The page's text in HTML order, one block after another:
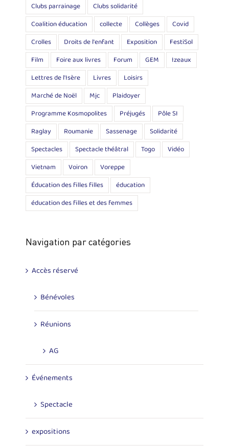
Clubs parrainage
Clubs solidarité
Coalition éducation
collecte Collèges
Covid
Crolles
Droits de l'enfant Exposition
FestiSol
Film
Foire aux livres Forum GEM
Izeaux
Lettres de l'Isère
Livres
Loisirs
Marché de Noël
Mjc
Plaidoyer
Programme Kosmopolites
Préjugés
Pôle SI
Raglay
Roumanie Sassenage
Solidarité
Spectacles
Spectacle théâtral Togo
Vidéo
Vietnam
Voiron
Voreppe
Éducation des filles filles
éducation
éducation des filles et des femmes
Navigation par catégories
Accès réservé
Bénévoles
Réunions
AG
Événements
Spectacle
expositions